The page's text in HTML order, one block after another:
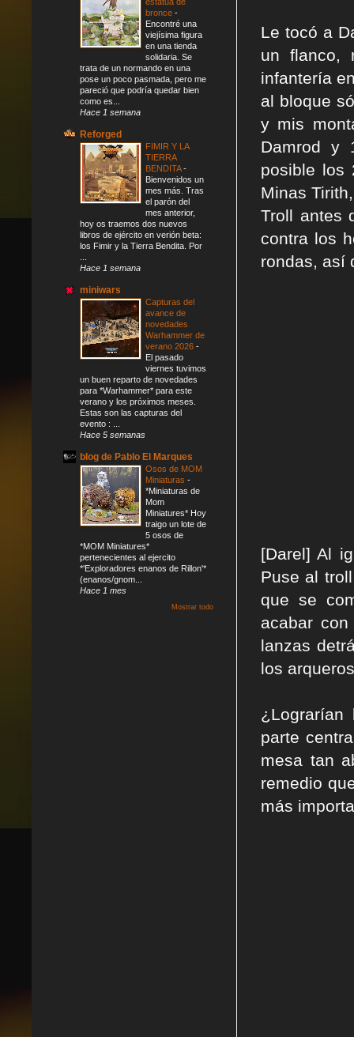
Le tocó a
un flanco,
infantería
al bloque
y mis
Damrod y
posible los
Minas
Troll antes
contra los
rondas, así
[Darel] Al
Puse al
que se
acabar
lanzas
los
parte
mesa tan
remedio
más
bronce -
Encontré una
viejísima figura
en una tienda
solidaria. Se
trata de un normando en una
pose un poco pasmada, pero me
pareció que podría quedar bien
como es...
Hace 1 semana
Reforged
FIMIR Y LA
TIERRA
BENDITA-
Bienvenidos un
mes más. Tras
el parón del
mes anterior,
hoy os traemos dos nuevos
libros de ejército en verión beta:
los Fimir y la Tierra Bendita. Por
Hace 1 semana
miniwars
Capturas del
avance de
novedades
Warhammer de
verano 2026 -
El pasado
viernes tuvimos
un buen reparto de novedades
para *Warhammer* para este
verano y los próximos meses.
Estas son las capturas del
evento : ...
Hace 5 semanas
blog de Pablo El Marques
Osos de MOM
Miniaturas -
*Miniaturas de
Mom
Miniatures* Hoy
traigo un lote de
5 osos de
*MOM Miniatures*
pertenecientes al ejercito
*'Exploradores enanos de Rillon'*
(enanos/gnom...
Hace 1 mes
Mostrar todo